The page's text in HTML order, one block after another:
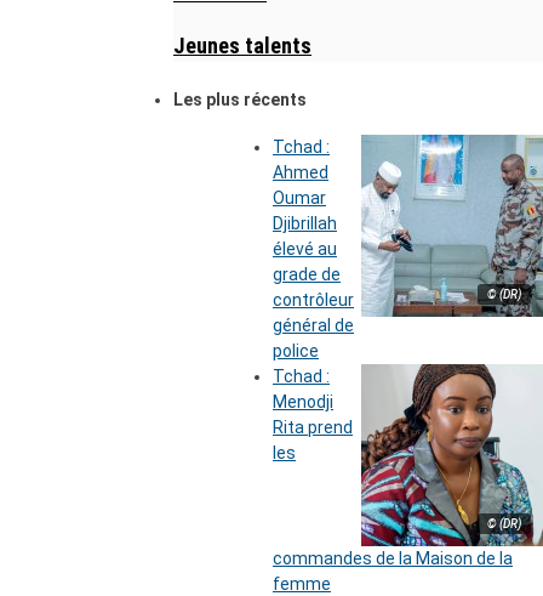
Jeunes talents
Les plus récents
© (DR)
Tchad :
Ahmed
Oumar
Djibrillah
élevé au
grade de
contrôleur
général de
police
© (DR)
Tchad :
Menodji
Rita prend
les
commandes de la Maison de la
femme